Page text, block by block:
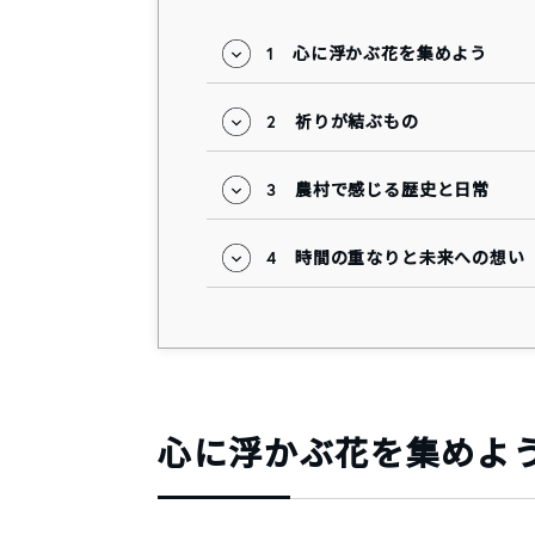
1 心に浮かぶ花を集めよう
2 祈りが結ぶもの
3 農村で感じる歴史と日常
4 時間の重なりと未来への想い
心に浮かぶ花を集めよ